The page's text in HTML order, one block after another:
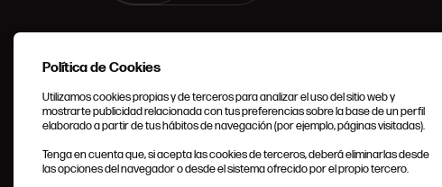
GENERALES
Política de Cookies
Utilizamos cookies propias y de terceros para analizar el uso del sitio web y
mostrarte publicidad relacionada con tus preferencias sobre la base de un perfil
elaborado a partir de tus hábitos de navegación (por ejemplo, páginas visitadas).
Tenga en cuenta que, si acepta las cookies de terceros, deberá eliminarlas desde
las opciones del navegador o desde el sistema ofrecido por el propio tercero.